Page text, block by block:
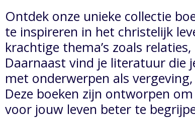
Ontdek onze unieke collectie
te inspireren in het christelijk
krachtige thema’s zoals
Daarnaast vind je literatuur die
met onderwerpen als
Deze boeken zijn ontworpen
voor jouw leven beter te